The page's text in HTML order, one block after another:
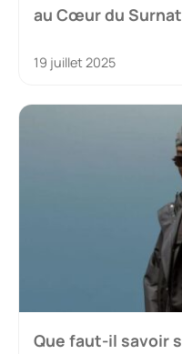
au Cœur du
19 juillet 2025
Que faut-il savoir